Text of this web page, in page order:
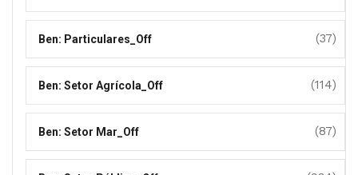
Ben: Particulares_Off (37)
Ben: Setor Agrícola_Off (114)
Ben: Setor Mar_Off (87)